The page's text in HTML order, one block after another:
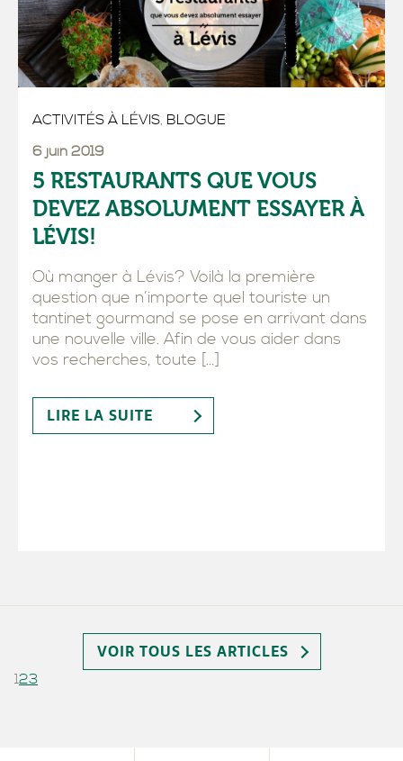
ACTIVITÉS À LÉVIS, BLOGUE
6 juin 2019
5 RESTAURANTS QUE VOUS
DEVEZ ABSOLUMENT ESSAYER À
LÉVIS!
Où manger à Lévis? Voilà la première
question que n’importe quel touriste un
tantinet gourmand se pose en arrivant dans
une nouvelle ville. Afin de vous aider dans
vos recherches, toute […]
LIRE LA SUITE
VOIR TOUS LES ARTICLES
123